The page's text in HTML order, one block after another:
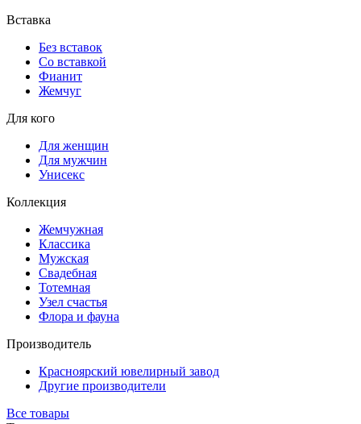
Вставка
Без вставок
Со вставкой
Фианит
Жемчуг
Для кого
Для женщин
Для мужчин
Унисекс
Коллекция
Жемчужная
Классика
Мужская
Свадебная
Тотемная
Узел счастья
Флора и фауна
Производитель
Красноярский ювелирный завод
Другие производители
Все товары